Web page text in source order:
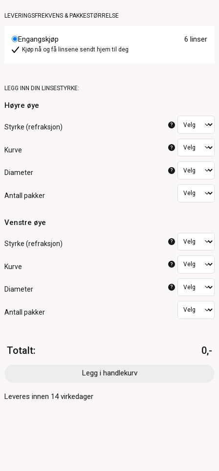
LEVERINGSFREKVENS & PAKKESTØRRELSE
Engangskjøp 6 linser
Kjøp nå og få linsene sendt hjem til deg
LEGG INN DIN LINSESTYRKE:
Høyre øye
Styrke (refraksjon) ?
Kurve ?
Diameter ?
Antall pakker
Venstre øye
Styrke (refraksjon) ?
Kurve ?
Diameter ?
Antall pakker
Totalt: 0,-
Legg i handlekurv
Leveres innen 14virkedager